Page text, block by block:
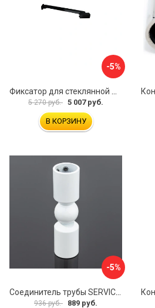
-5%
5 270 руб. 5 007 руб.
В КОРЗИНУ
-5%
936 руб. 889 руб.